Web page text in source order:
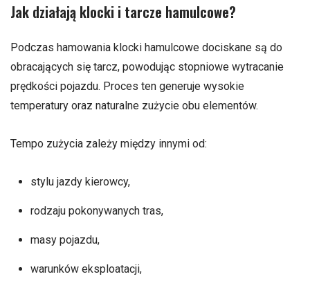
Jak działają klocki i tarcze hamulcowe?
Podczas hamowania klocki hamulcowe dociskane są do
obracających się tarcz, powodując stopniowe wytracanie
prędkości pojazdu. Proces ten generuje wysokie
temperatury oraz naturalne zużycie obu elementów.
Tempo zużycia zależy między innymi od:
stylu jazdy kierowcy,
rodzaju pokonywanych tras,
masy pojazdu,
warunków eksploatacji,